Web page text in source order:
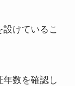
けているこ
数を確認し